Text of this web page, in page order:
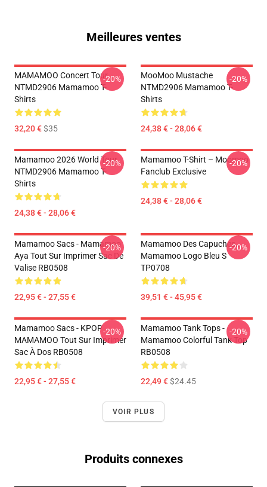
Meilleures ventes
MAMAMOO Concert Tour
NTMD2906 Mamamoo T-
Shirts
32,20 €$35
-20%
MooMoo Mustache
NTMD2906 Mamamoo T-
Shirts
24,38 € - 28,06 €
-20%
Mamamoo 2026 World Tour
NTMD2906 Mamamoo T-
Shirts
24,38 € - 28,06 €
-20%
Mamamoo T-Shirt – Moomoo
Fanclub Exclusive
24,38 € - 28,06 €
-20%
Mamamoo Sacs - Mamamoo
Aya Tout Sur Imprimer Sac De
Valise RB0508
22,95 € - 27,55 €
-20%
Mamamoo Des Capuches...
Mamamoo Logo Bleu S
TP0708
39,51 € - 45,95 €
-20%
Mamamoo Sacs - KPOP
MAMAMOO Tout Sur Imprimer
Sac À Dos RB0508
22,95 € - 27,55 €
-20%
Mamamoo Tank Tops -
Mamamoo Colorful Tank Top
RB0508
22,49 €$24.45
-20%
VOIR PLUS
Produits connexes